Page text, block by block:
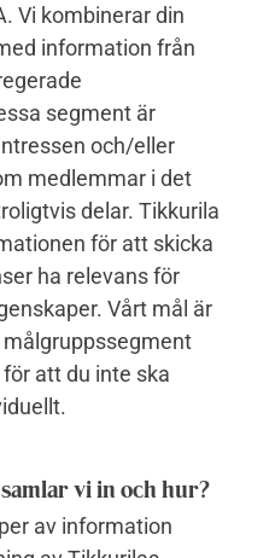
Vi kombinerar din
information från
segment är
och/eller
medlemmar i det
delar. Tikkurila
för att skicka
ha relevans för
Vårt mål är
att du inte ska
vi in ​​och hur?
av information